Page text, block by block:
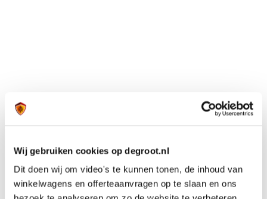
Wij gebruiken cookies op degroot.nl
Dit doen wij om video's te kunnen tonen, de inhoud van
winkelwagens en offerteaanvragen op te slaan en ons